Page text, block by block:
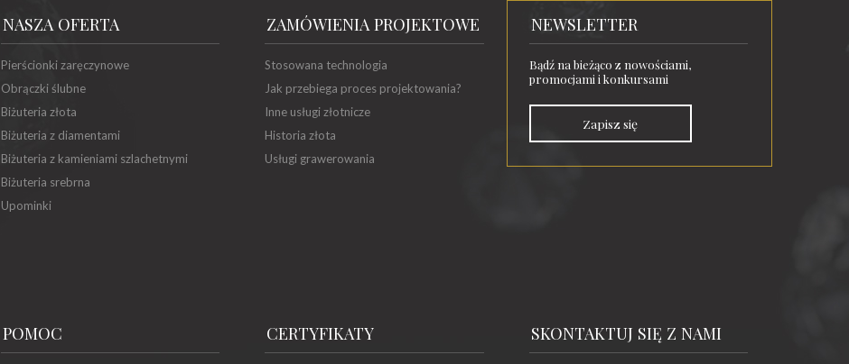
NASZA OFERTA
Pierścionki zaręczynowe
Obrączki ślubne
Biżuteria złota
Biżuteria z diamentami
Biżuteria z kamieniami szlachetnymi
Biżuteria srebrna
Upominki
ZAMÓWIENIA PROJEKTOWE
Stosowana technologia
Jak przebiega proces projektowania?
Inne usługi złotnicze
Historia złota
Usługi grawerowania
NEWSLETTER
Bądź na bieżąco z nowościami,
promocjami i konkursami
Zapisz się
POMOC CERTYFIKATY SKONTAKTUJ SIĘ Z NAMI